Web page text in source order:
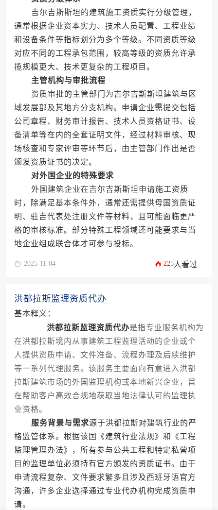
吉尔吉斯斯坦的建筑施工资质实行分级管理，
通常根据企业资本实力、技术人员配置、工程业绩
和设备条件等指标划分为多个等级。不同资质等级
对应不同的工程承包范围，较高等级的资质允许承
揽规模更大、技术更复杂的工程项目。
主管机构与审批流程
资质审批的主管部门为吉尔吉斯斯坦建筑与区
域发展部及其地方分支机构。申请企业需提交包括
公司章程、财务审计报告、技术人员资格证书、设
备清单等在内的全套证明文件，经过材料审核、现
场核查和专家评审等环节后，由主管部门作出是否
颁发资质证书的决定。
对外国企业的特殊要求
外国建筑企业在吉尔吉斯斯坦申请施工资质
时，除满足基本条件外，通常还需提供母国资质证
明、驻吉代表处注册文件等材料，且可能面临更严
格的审核标准。部分特殊工程领域还可能要求与当
地企业组成联合体才可参与投标。
2025-11-04 225人看过
洪都拉斯监理资质代办
基本释义：
洪都拉斯监理资质代办是指专业服务机构为
在洪都拉斯境内从事建筑工程监理活动的企业或个
人提供资质申请、文件准备、流程办理及后续维护
等一系列代理服务。该服务主要面向有意进入洪都
拉斯建筑市场的外国监理机构或本地新兴企业，旨
在帮助客户高效合规地获取当地法律认可的监理执
业资格。
服务背景与需求源于洪都拉斯对建筑行业的严
格监管体系。根据该国《建筑行业法规》和《工程
监理管理办法》，所有参与公共工程和特定私营项
目的监理单位必须持有官方颁发的资质证书。由于
申请流程复杂、文件要求繁多且涉及西班牙语官方
沟通，许多企业选择通过专业代办机构完成资质申
请。